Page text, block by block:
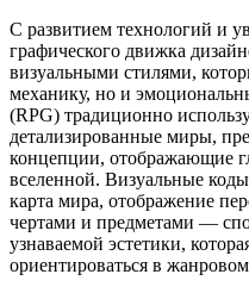
С развитием технологий и
графического движка
визуальными стилями,
механику, но и
(RPG) традиционно
детализированные миры,
концепции, отображающие
вселенной. Визуальные
карта мира, отображение
чертами и предметами —
узнаваемой эстетики,
ориентироваться в